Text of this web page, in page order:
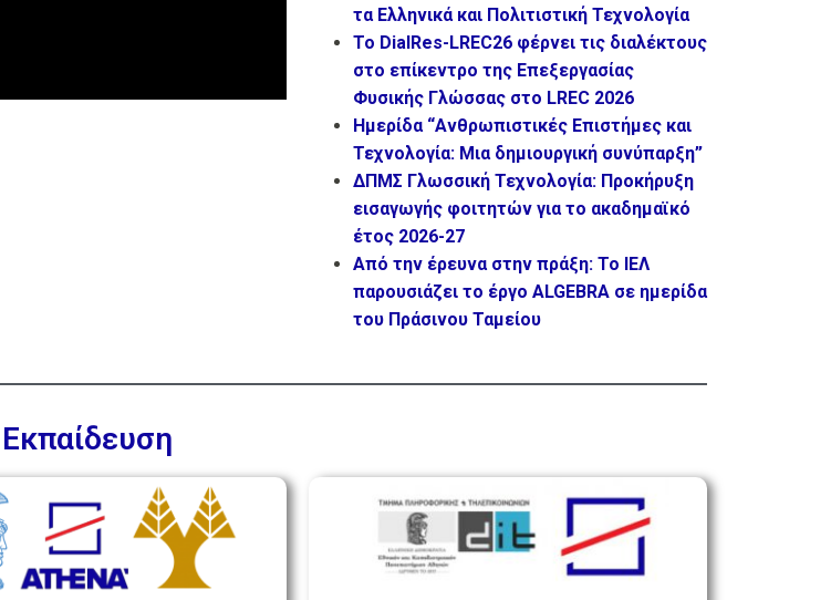
τα Ελληνικά και Πολιτιστική Τεχνολογία
Το DialRes-LREC26 φέρνει τις διαλέκτους
στο επίκεντρο της Επεξεργασίας
Φυσικής Γλώσσας στο LREC 2026
Ημερίδα “Ανθρωπιστικές Επιστήμες και
Τεχνολογία: Μια δημιουργική συνύπαρξη”
ΔΠΜΣ Γλωσσική Τεχνολογία: Προκήρυξη
εισαγωγής φοιτητών για το ακαδημαϊκό
έτος 2026-27
Από την έρευνα στην πράξη: Το ΙΕΛ
παρουσιάζει το έργο ALGEBRA σε ημερίδα
του Πράσινου Ταμείου
Εκπαίδευση